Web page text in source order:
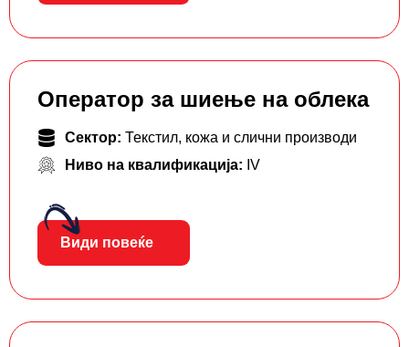
Оператор за шиење на облека
Сектор: Текстил, кожа и слични производи
Ниво на квалификација: IV
Види повеќе